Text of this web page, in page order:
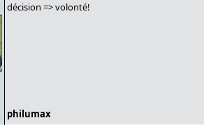
décision => volonté!
philumax